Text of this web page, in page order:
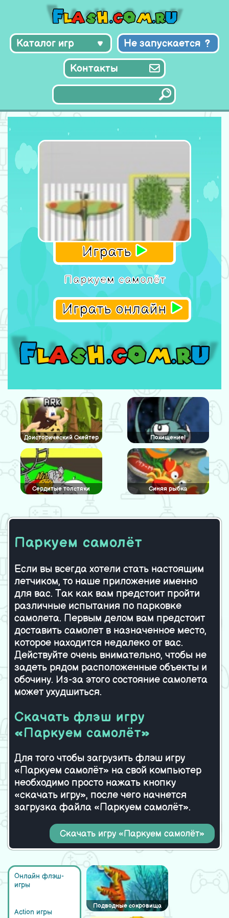
Каталог игр Не запускается
Контакты
Онлайн флэш-
игры
Action игры
Подводные сокровища
Играть
Паркуем самолёт
Играть онлайн
Доисторический Скейтер Похищение!
Сердитые толстяки Синяя рыбка
Бен 10 — чемпионат по
скейтбордингу
Rat and cheese Снайпер
Контр Страйк Retroid Reloaded
Feed Spongebob
Паркуем самолёт
Если вы всегда хотели стать настоящим
летчиком, то наше приложение именно
для вас. Так как вам предстоит пройти
различные испытания по парковке
самолета. Первым делом вам предстоит
доставить самолет в назначенное место,
которое находится недалеко от вас.
Действуйте очень внимательно, чтобы не
задеть рядом расположенные объекты и
обочину. Из-за этого состояние самолета
может ухудшиться.
Скачать флэш игру
«Паркуем самолёт»
Для того чтобы загрузить флэш игру
«Паркуем самолёт» на свой компьютер
необходимо просто нажать кнопку
«скачать игру», после чего начнется
загрузка файла «Паркуем самолёт».
Скачать игру «Паркуем самолёт»